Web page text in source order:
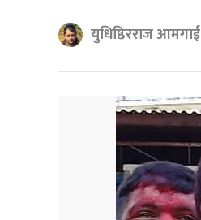
युधिष्ठिरराज आमगाई